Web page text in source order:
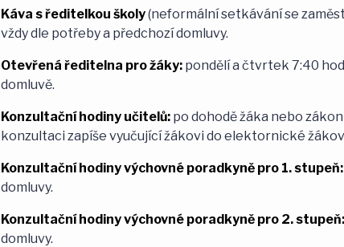
Káva s ředitelkou školy(neformální setkávání se
vždy dle potřeby a předchozí domluvy.
Otevřená ředitelna pro žáky: pondělí a čtvrtek 7:40
domluvě.
Konzultační hodiny učitelů: po dohodě žáka nebo
konzultaci zapíše vyučující žákovi do elektornické
Konzultační hodiny výchovné poradkyně pro 1. stupeň:
domluvy.
Konzultační hodiny výchovné poradkyně pro 2. stupeň:
domluvy.